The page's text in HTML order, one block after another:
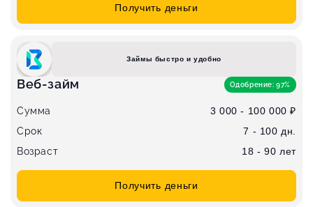
Получить деньги
Займы быстро и удобно
Веб-займ Одобрение: 97%
Сумма
3 000 - 100 000 ₽
Срок
7 - 100 дн.
Возраст
18 - 90 лет
Получить деньги